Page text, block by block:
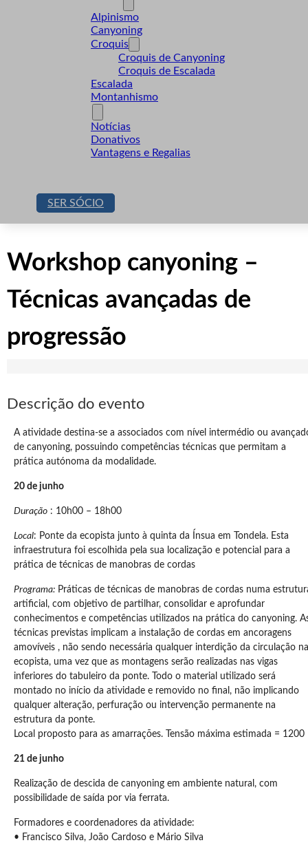
Alpinismo
Canyoning
Croquis
Croquis de Canyoning
Croquis de Escalada
Escalada
Montanhismo
Notícias
Donativos
Vantagens e Regalias
SER SÓCIO
Workshop canyoning –
Técnicas avançadas de
progressão
Descrição do evento
A atividade destina-se a associados com nível intermédio ou
de canyoning, possuindo competências técnicas que permitam a
prática autónoma da modalidade.
20 de junho
Duração : 10h00 – 18h00
Local: Ponte da ecopista junto à quinta da Ínsua em Tondela. Esta
infraestrutura foi escolhida pela sua localização e potencial para a
prática de técnicas de manobras de cordas
Programa: Práticas de técnicas de manobras de cordas numa
artificial, com objetivo de partilhar, consolidar e aprofundar
conhecimentos e competências utilizados na prática do canyoning.
técnicas previstas implicam a instalação de cordas em ancoragens
amovíveis , não sendo necessária qualquer interdição da circulação na
ecopista, uma vez que as montagens serão realizadas nas vigas
inferiores do tabuleiro da ponte. Todo o material utilizado será
montado no início da atividade e removido no final, não implicando
qualquer alteração, perfuração ou intervenção permanente na
estrutura da ponte.
Local proposto para as amarrações. Tensão máxima estimada = 1200
21 de junho
Realização de descida de canyoning em ambiente natural, com
possibilidade de saída por via ferrata.
Formadores e coordenadores da atividade:
• Francisco Silva, João Cardoso e Mário Silva